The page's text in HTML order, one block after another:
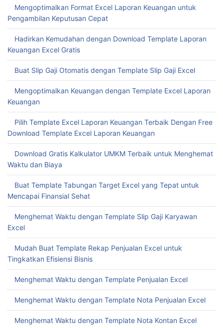
Mengoptimalkan Format Excel Laporan Keuangan untuk
Pengambilan Keputusan Cepat
Hadirkan Kemudahan dengan Download Template Laporan
Keuangan Excel Gratis
Buat Slip Gaji Otomatis dengan Template Slip Gaji Excel
Mengoptimalkan Keuangan dengan Template Excel Laporan
Keuangan
Pilih Template Excel Laporan Keuangan Terbaik Dengan Free
Download Template Excel Laporan Keuangan
Download Gratis Kalkulator UMKM Terbaik untuk Menghemat
Waktu dan Biaya
Buat Template Tabungan Target Excel yang Tepat untuk
Mencapai Finansial Sehat
Menghemat Waktu dengan Template Slip Gaji Karyawan
Excel
Mudah Buat Template Rekap Penjualan Excel untuk
Tingkatkan Efisiensi Bisnis
Menghemat Waktu dengan Template Penjualan Excel
Menghemat Waktu dengan Template Nota Penjualan Excel
Menghemat Waktu dengan Template Nota Kontan Excel